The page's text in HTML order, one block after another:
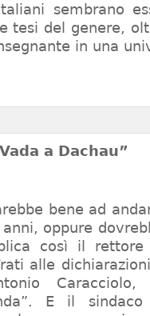
sembrano
tesi del genere,
in una
a Dachau”
bene ad
oppure
così il rettore
alle
E il